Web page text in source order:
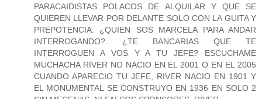
PARACAIDISTAS POLACOS DE ALQUILAR Y QUE SE
QUIEREN LLEVAR POR DELANTE SOLO CON LA GUITA Y
PREPOTENCIA. ¿QUIEN SOS MARCELA PARA ANDAR
INTERROGANDO?. ¿TE BANCARIAS QUE TE
INTERROGUEN A VOS Y A TU JEFE? ESCUCHAME
MUCHACHA RIVER NO NACIO EN EL 2001 O EN EL 2005
CUANDO APARECIO TU JEFE, RIVER NACIO EN 1901 Y
EL MONUMENTAL SE CONSTRUYO EN 1936 EN SOLO 2